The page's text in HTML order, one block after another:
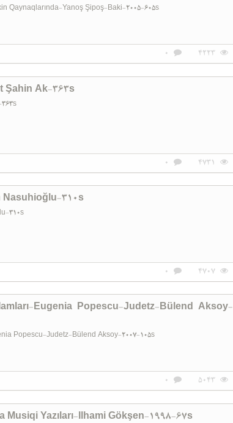
Qaynaqlarında-Yanoş Şipoş-Baki-2005-605s
4223
0
Şahin Ak-363s
4731
0
Nasuhioğlu-310s
310s
4707
0
Eugenia Popescu-Judetz-Bülend Aksoy-
Popescu-Judetz-Bülend Aksoy-2007-105s
5043
0
Musiqi Yazıları-Ilhami Gökşen-1998-67s